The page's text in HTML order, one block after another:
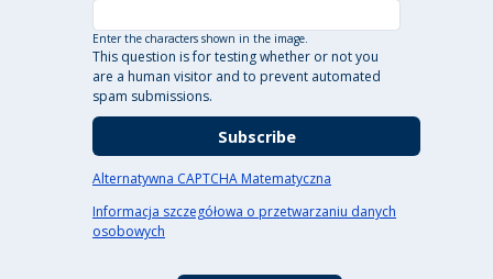
Enter the characters shown in the image.
This question is for testing whether or not you
are a human visitor and to prevent automated
spam submissions.
Alternatywna CAPTCHA Matematyczna
Informacja szczegółowa o przetwarzaniu danych
osobowych